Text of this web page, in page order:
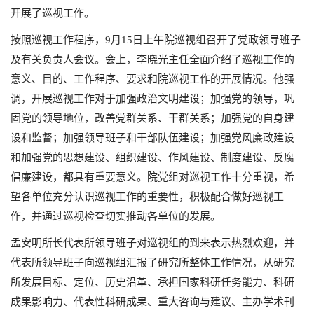
开展了巡视工作。
按照巡视工作程序，9月15日上午院巡视组召开了党政领导班子
及有关负责人会议。会上，李晓光主任全面介绍了巡视工作的
意义、目的、工作程序、要求和院巡视工作的开展情况。他强
调，开展巡视工作对于加强政治文明建设；加强党的领导，巩
固党的领导地位，改善党群关系、干群关系；加强党的自身建
设和监督；加强领导班子和干部队伍建设；加强党风廉政建设
和加强党的思想建设、组织建设、作风建设、制度建设、反腐
倡廉建设，都具有重要意义。院党组对巡视工作十分重视，希
望各单位充分认识巡视工作的重要性，积极配合做好巡视工
作，并通过巡视检查切实推动各单位的发展。
孟安明所长代表所领导班子对巡视组的到来表示热烈欢迎，并
代表所领导班子向巡视组汇报了研究所整体工作情况，从研究
所发展目标、定位、历史沿革、承担国家科研任务能力、科研
成果影响力、代表性科研成果、重大咨询与建议、主办学术刊